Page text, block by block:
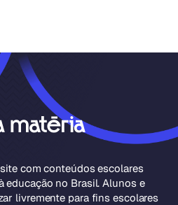
com conteúdos escolares
educação no Brasil. Alunos e
livremente para fins escolares